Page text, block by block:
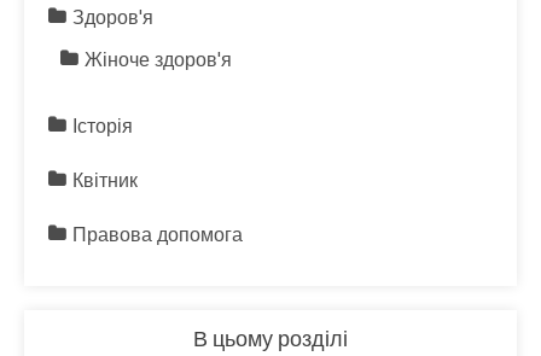
Здоров'я
Жіноче здоров'я
Історія
Квітник
Правова допомога
В цьому розділі